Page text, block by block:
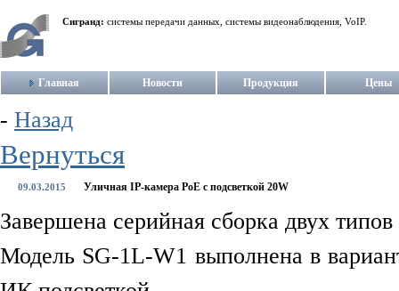
Сигранд: системы передачи данных, системы видеонаблюдения, VoIP.
Главная Новости Продукция Цены
- Назад
Вернуться
09.03.2015 Уличная IP-камера PoE с подсветкой 20W
Завершена серийная сборка двух
Модель SG-1L-W1 выполнена в